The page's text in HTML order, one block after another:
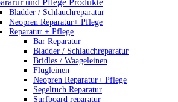
und Pflege Produkte
Bladder / Schlauchreparatur
Neopren Reparatur+ Pflege
Reparatur + Pflege
Bar Reparatur
Bladder / Schlauchreparatur
Bridles / Waageleinen
Flugleinen
Neopren Reparatur+ Pflege
Segeltuch Reparatur
Surfboard reparatur